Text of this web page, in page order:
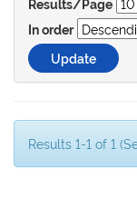
Results/Page
In order
Results 1-1 of 1